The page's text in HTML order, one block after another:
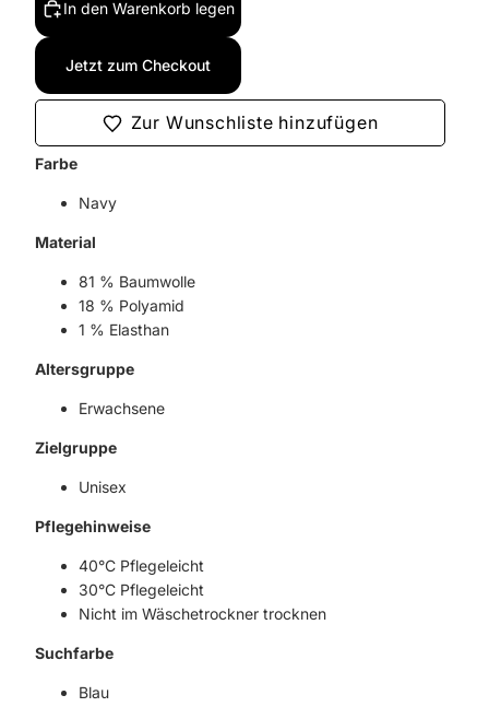
In den Warenkorb legen
Jetzt zum Checkout
Zur Wunschliste hinzufügen
Farbe
Navy
Material
81 % Baumwolle
18 % Polyamid
1 % Elasthan
Altersgruppe
Erwachsene
Zielgruppe
Unisex
Pflegehinweise
40°C Pflegeleicht
30°C Pflegeleicht
Nicht im Wäschetrockner trocknen
Suchfarbe
Blau